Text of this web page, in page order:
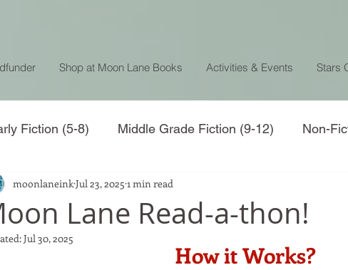
Shop at Moon Lane Books Activities & Events Stars
Fiction (5-8) Middle Grade Fiction (9-12) Non-
a book review
Lane Read-a-thon!
moonlaneinkJul 23, 2025 1 min read
Jul 30, 2025
How it Works?